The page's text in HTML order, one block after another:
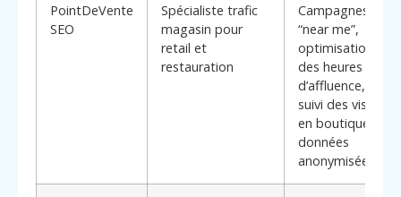
PointDeVente
SEO
Spécialiste trafic
magasin pour
retail et
restauration
Campagnes
“near me”,
optimisation
des heures
d’affluence,
suivi des visites
en boutique via
données
anonymisées